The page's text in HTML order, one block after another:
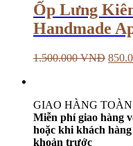
Ốp Lưng
Handmade
1.500.000VNĐ
GIAO HÀNG
Miễn phí giao hàng
hoặc khi khách
khoản trước